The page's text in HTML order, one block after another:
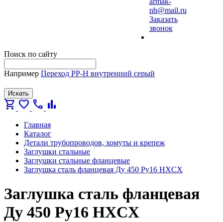
nh@mail.ru
Заказать
звонок
Поиск по сайту
Например Переход PP-H внутренний серый
Искать
shopping_cart favorite call bar_chart
Главная
Каталог
Детали трубопроводов, хомуты и крепеж
Заглушки стальные
Заглушки стальные фланцевые
Заглушка сталь фланцевая Ду 450 Ру16 HXCX
Заглушка сталь фланцевая
Ду 450 Ру16 HXCX